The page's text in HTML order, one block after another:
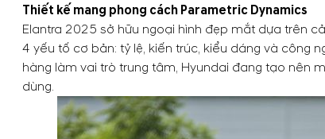
Thiết kế mang phong cách Parametric Dynamics
Elantra 2025 sở hữu ngoại hình đẹp mắt dựa trên
4 yếu tố cơ bản: tỷ lệ, kiến trúc, kiểu dáng và công
hàng làm vai trò trung tâm, Hyundai đang tạo nên
dùng.